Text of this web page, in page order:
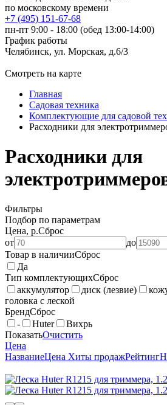
по московскому времени
+7 (495) 151-67-68
пн-пт 9:00 - 18:00 (обед 13:00-14:00)
График работы
Челябинск, ул. Морская, д.6/3
Смотреть на карте
Главная
Садовая техника
Комплектующие для садовой
Расходники для
Расходники для
Фильтры
Подбор по параметрам
Цена, р.Сброс
от
до
Товар в наличииСброс
Да
Тип комплектующихСброс
аккумулятор
диск (лезвие)
головка с леской
БрендСброс
-
Huter
Вихрь
ПоказатьОчистить
Цена
НазваниеЦена Хиты продажРейтинг